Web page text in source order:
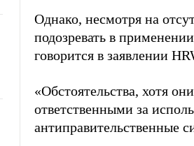
Однако, несмотря на
подозревать в
говорится в заявлении
«Обстоятельства, хотя
ответственными за
антиправительственные